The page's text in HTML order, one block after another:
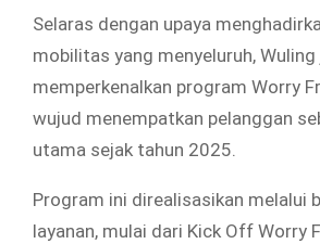
Selaras dengan upaya
mobilitas yang menyeluruh,
memperkenalkan program Worry
wujud menempatkan pelanggan
utama sejak tahun 2025.
Program ini direalisasikan melalui
layanan, mulai dari Kick Off Worry